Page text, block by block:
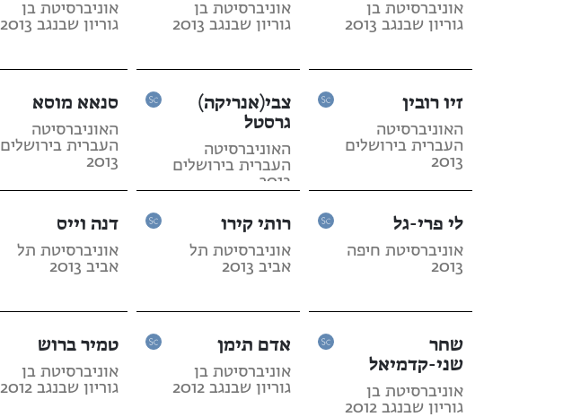
אוניברסיטת בן
גוריון שבנגב 2013
אוניברסיטת בן
גוריון שבנגב 2013
אוניברסיטת בן
גוריון שבנגב 2013
זיו רובין
האוניברסיטה
העברית בירושלים
2013
צבי(אנריקה)
גרסטל
האוניברסיטה
העברית בירושלים
2013
סנאא מוסא
האוניברסיטה
העברית בירושלים
2013
לי פרי-גל
אוניברסיטת חיפה
2013
רותי קירו
אוניברסיטת תל
אביב 2013
דנה וייס
אוניברסיטת תל
אביב 2013
שחר
שני-קדמיאל
אוניברסיטת בן
גוריון שבנגב 2012
אדם תימן
אוניברסיטת בן
גוריון שבנגב 2012
טמיר ברוש
אוניברסיטת בן
גוריון שבנגב 2012